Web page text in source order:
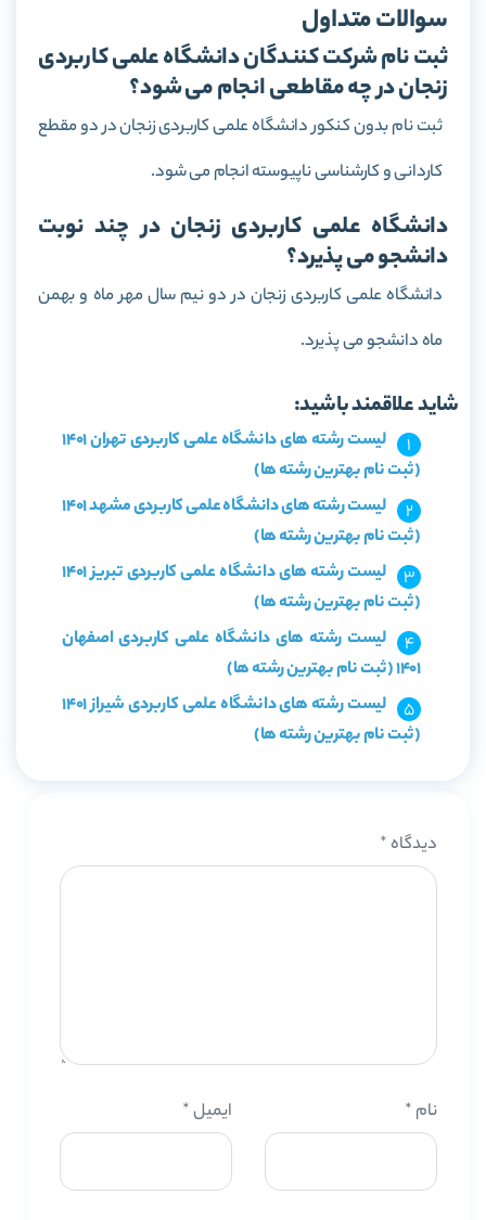
سوالات متداول
ثبت نام شرکت کنندگان دانشگاه علمی کاربردی
زنجان در چه مقاطعی انجام می شود؟
ثبت نام بدون کنکور دانشگاه علمی کاربردی زنجان در دو مقطع
کاردانی و کارشناسی ناپیوسته انجام می شود.
دانشگاه علمی کاربردی زنجان در چند نوبت
دانشجو می پذیرد؟
دانشگاه علمی کاربردی زنجان در دو نیم سال مهر ماه و بهمن
ماه دانشجو می پذیرد.
شاید علاقمند باشید:
لیست رشته های دانشگاه علمی کاربردی تهران 1401
(ثبت نام بهترین رشته ها)
لیست رشته های دانشگاه علمی کاربردی مشهد 1401
(ثبت نام بهترین رشته ها)
لیست رشته های دانشگاه علمی کاربردی تبریز 1401
(ثبت نام بهترین رشته ها)
لیست رشته های دانشگاه علمی کاربردی اصفهان
1401 (ثبت نام بهترین رشته ها)
لیست رشته های دانشگاه علمی کاربردی شیراز 1401
(ثبت نام بهترین رشته ها)
دیدگاه *
نام * ایمیل*